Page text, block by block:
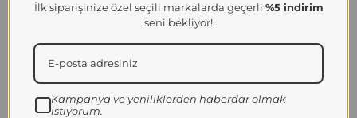
İlk siparişinize özel seçili markalarda geçerli %5 indirim
seni bekliyor!
Kampanya ve yeniliklerden haberdar olmak
istiyorum.